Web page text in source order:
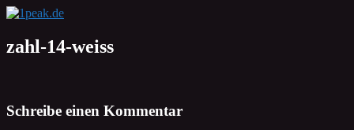
Zum
springen
zahl-14-weiss
Schreibe einen Kommentar